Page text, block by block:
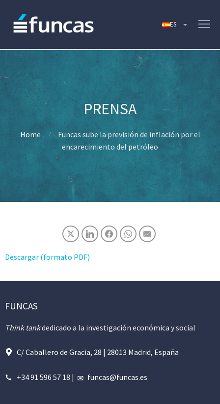
Home
Funcas sube la previsión de inflación por el
encarecimiento del petróleo
Descargar (formato PDF)
FUNCAS
Think tankdedicado a la investigación económica y social
C/ Caballero de Gracia, 28 | 28013 Madrid, España
+34 91 596 57 18 | funcas@funcas.es